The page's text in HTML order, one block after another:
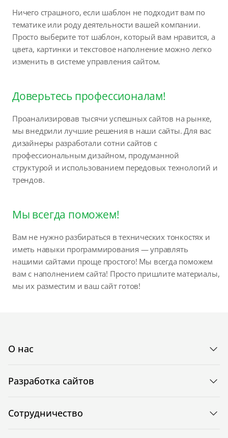
Ничего страшного, если шаблон не подходит вам по
тематике или роду деятельности вашей компании.
Просто выберите тот шаблон, который вам нравится, а
цвета, картинки и текстовое наполнение можно легко
изменить в системе управления сайтом.
Доверьтесь профессионалам!
Проанализировав тысячи успешных сайтов на рынке,
мы внедрили лучшие решения в наши сайты. Для вас
дизайнеры разработали сотни сайтов с
профессиональным дизайном, продуманной
структурой и использованием передовых технологий и
трендов.
Мы всегда поможем!
Вам не нужно разбираться в технических тонкостях и
иметь навыки программирования — управлять
нашими сайтами проще простого! Мы всегда поможем
вам с наполнением сайта! Просто пришлите материалы,
мы их разместим и ваш сайт готов!
О нас
Разработка сайтов
Сотрудничество